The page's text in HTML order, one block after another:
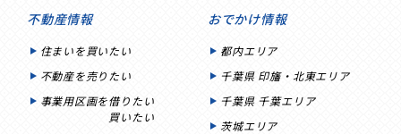
不動産情報
住まいを買いたい
不動産を売りたい
事業用区画を借りたい
買いたい
おでかけ情報
都内エリア
千葉県 印旛・北東エリア
千葉県 千葉エリア
茨城エリア